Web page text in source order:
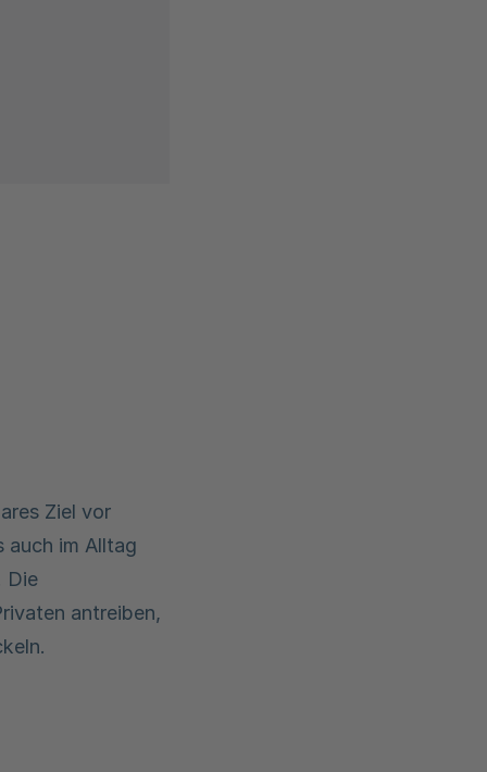
Ziel vor
auch im Alltag
Die
antreiben,